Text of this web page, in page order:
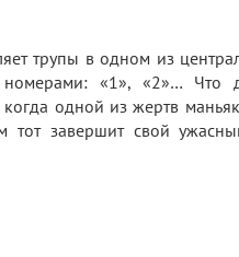
трупы в одном из
номерами: «1», «2»…
одной из жертв
завершит свой